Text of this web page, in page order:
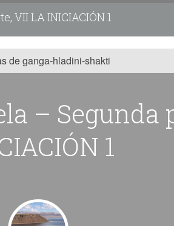
VII LA INICIACIÓN 1
de ganga-hladini-shakti
– Segunda
1